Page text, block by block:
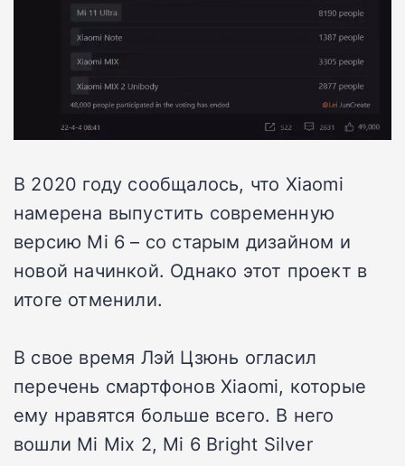
В 2020 году сообщалось, что Xiaomi
намерена выпустить современную
версию Mi 6 – со старым дизайном и
новой начинкой. Однако этот проект в
итоге отменили.
В свое время Лэй Цзюнь огласил
перечень смартфонов Xiaomi, которые
ему нравятся больше всего. В него
вошли Mi Mix 2, Mi 6 Bright Silver